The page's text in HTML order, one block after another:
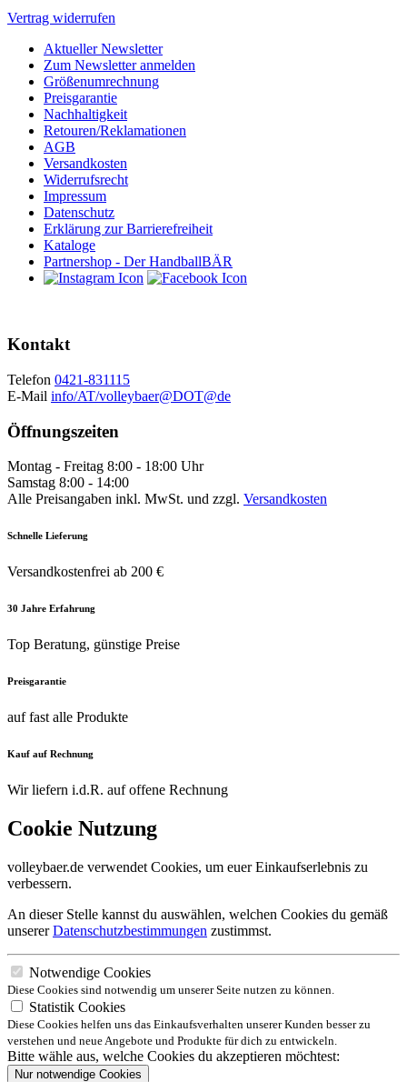
Vertrag widerrufen
Aktueller Newsletter
Zum Newsletter anmelden
Größenumrechnung
Preisgarantie
Nachhaltigkeit
Retouren/Reklamationen
AGB
Versandkosten
Widerrufsrecht
Impressum
Datenschutz
Erklärung zur Barrierefreiheit
Kataloge
Partnershop - Der HandballBÄR
Kontakt
Telefon 0421-831115
E-Mail info/AT/volleybaer@DOT@de
Öffnungszeiten
Montag - Freitag 8:00 - 18:00 Uhr
Samstag 8:00 - 14:00
Alle Preisangaben inkl. MwSt. und zzgl. Versandkosten
Schnelle Lieferung
Versandkostenfrei ab 200 €
30 Jahre Erfahrung
Top Beratung, günstige Preise
Preisgarantie
auf fast alle Produkte
Kauf auf Rechnung
Wir liefern i.d.R. auf offene Rechnung
Cookie Nutzung
volleybaer.de verwendet Cookies, um euer Einkaufserlebnis zu
verbessern.
An dieser Stelle kannst du auswählen, welchen Cookies du gemäß
unsererDatenschutzbestimmungen zustimmst.
Notwendige Cookies
Diese Cookies sind notwendig um unserer Seite nutzen zu können.
Statistik Cookies
Diese Cookies helfen uns das Einkaufsverhalten unserer Kunden besser zu
verstehen und neue Angebote und Produkte für dich zu entwickeln.
Bitte wähle aus, welche Cookies du akzeptieren möchtest:
Nur notwendige Cookies